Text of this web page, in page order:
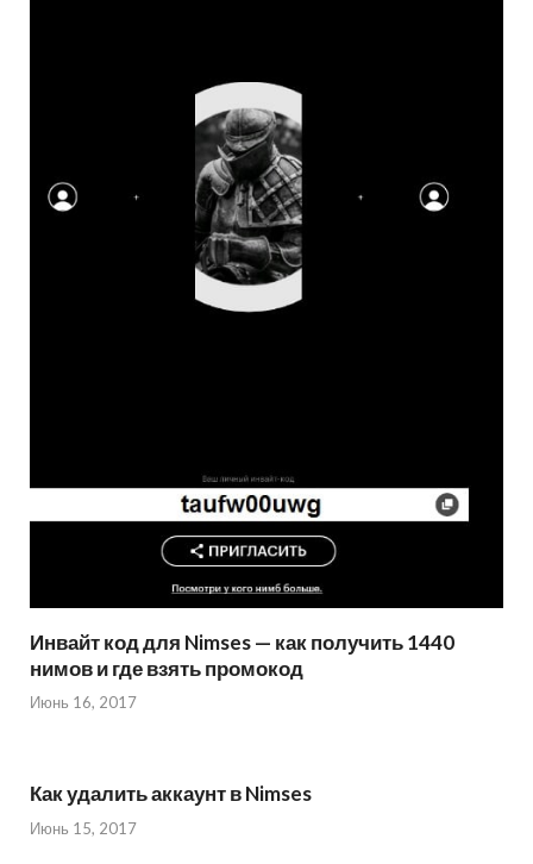
Инвайт код для Nimses — как получить 1440
нимов и где взять промокод
Июнь 16, 2017
Как удалить аккаунт в Nimses
Июнь 15, 2017